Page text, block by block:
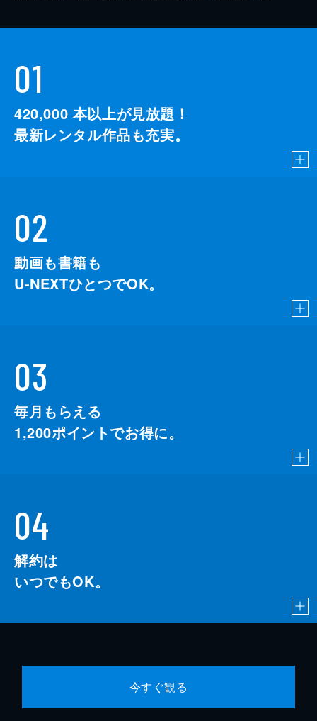
01
420,000 本以上が見放題！
最新レンタル作品も充実。
02
動画も書籍も
U-NEXTひとつでOK。
03
毎月もらえる
1,200ポイントでお得に。
04
解約は
いつでもOK。
今すぐ観る